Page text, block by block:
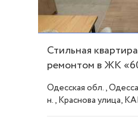
Стильная
ремонтом в ЖК
ID 54298
Одесская обл.,
н., Краснова улица,